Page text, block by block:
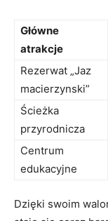
Główne
atrakcje
Rezerwat „Jaz
macierzynski”
Ścieżka
przyrodnicza
Centrum ​
edukacyjne
Dzięki​ swoim